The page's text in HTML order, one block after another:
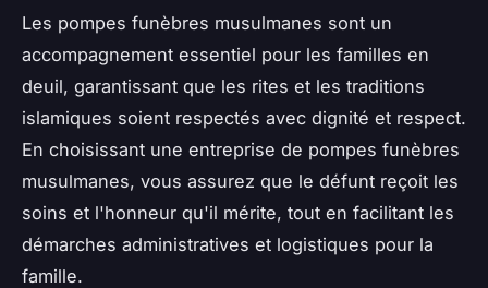
Les pompes funèbres musulmanes sont un
accompagnement essentiel pour les familles en
deuil, garantissant que les rites et les traditions
islamiques soient respectés avec dignité et respect.
En choisissant une entreprise de pompes funèbres
musulmanes, vous assurez que le défunt reçoit les
soins et l'honneur qu'il mérite, tout en facilitant les
démarches administratives et logistiques pour la
famille.